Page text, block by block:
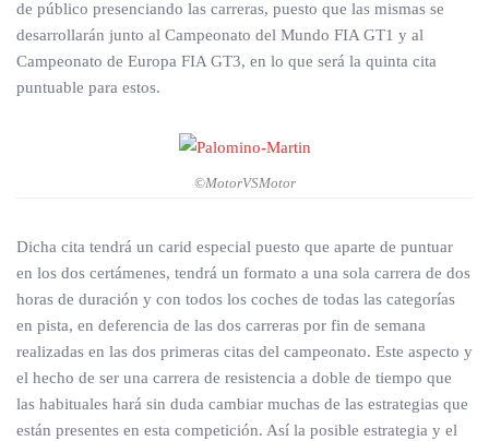
de público presenciando las carreras, puesto que las mismas se
desarrollarán junto al Campeonato del Mundo FIA GT1 y al
Campeonato de Europa FIA GT3, en lo que será la quinta cita
puntuable para estos.
©MotorVSMotor
Dicha cita tendrá un carid especial puesto que aparte de puntuar
en los dos certámenes, tendrá un formato a una sola carrera de dos
horas de duración y con todos los coches de todas las categorías
en pista, en deferencia de las dos carreras por fin de semana
realizadas en las dos primeras citas del campeonato. Este aspecto y
el hecho de ser una carrera de resistencia a doble de tiempo que
las habituales hará sin duda cambiar muchas de las estrategias que
están presentes en esta competición. Así la posible estrategia y el